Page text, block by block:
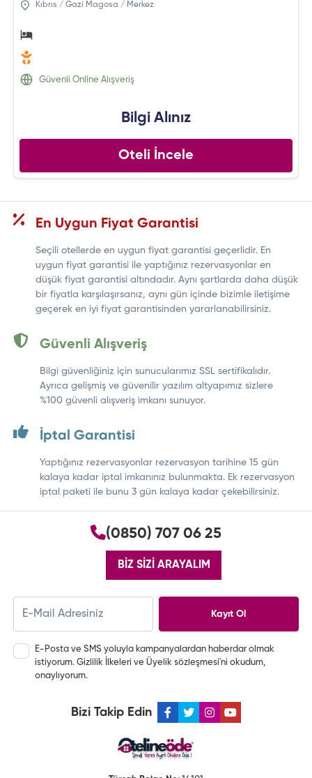
Kıbrıs / Gazi Magosa / Merkez
Güvenli Online Alışveriş
Bilgi Alınız
Oteli İncele
En Uygun Fiyat Garantisi
Seçili otellerde en uygun fiyat garantisi geçerlidir. En
uygun fiyat garantisi ile yaptığınız rezervasyonlar en
düşük fiyat garantisi altındadır. Aynı şartlarda daha düşük
bir fiyatla karşılaşırsanız, aynı gün içinde bizimle iletişime
geçerek en iyi fiyat garantisinden yararlanabilirsiniz.
Güvenli Alışveriş
Bilgi güvenliğiniz için sunucularımız SSL sertifikalıdır.
Ayrıca gelişmiş ve güvenilir yazılım altyapımız sizlere
%100 güvenli alışveriş imkanı sunuyor.
İptal Garantisi
Yaptığınız rezervasyonlar rezervasyon tarihine 15 gün
kalaya kadar iptal imkanınız bulunmakta. Ek rezervasyon
iptal paketi ile bunu 3 gün kalaya kadar çekebilirsiniz.
(0850) 707 06 25
BİZ SİZİ ARAYALIM
Kayıt Ol
E-Posta ve SMS yoluyla kampanyalardan haberdar olmak
istiyorum. Gizlilik İlkeleri ve Üyelik sözleşmesi'ni okudum,
onaylıyorum.
Bizi Takip Edin